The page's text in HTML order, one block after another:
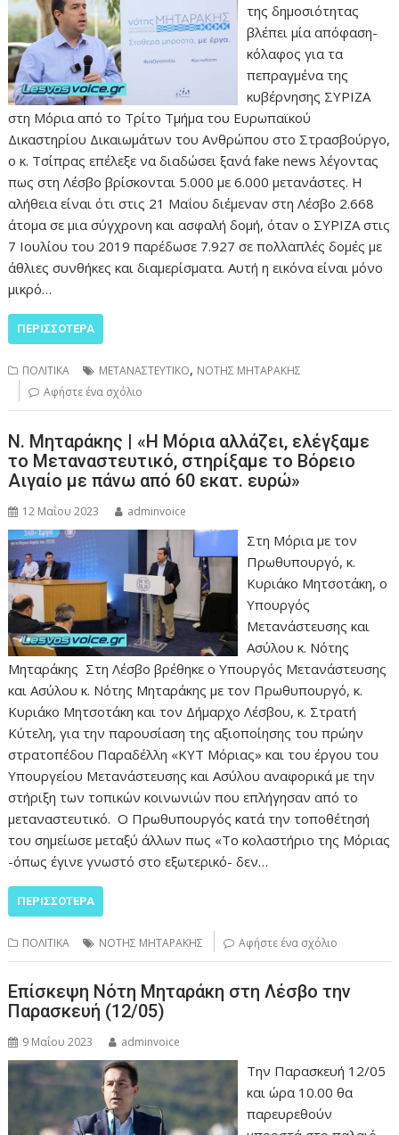
της δημοσιότητας
βλέπει μία απόφαση-
κόλαφος για τα
πεπραγμένα της
κυβέρνησης ΣΥΡΙΖΑ
στη Μόρια από το Τρίτο Τμήμα του Ευρωπαϊκού
Δικαστηρίου Δικαιωμάτων του Ανθρώπου στο Στρασβούργο,
ο κ. Τσίπρας επέλεξε να διαδώσει ξανά fake news λέγοντας
πως στη Λέσβο βρίσκονται 5.000 με 6.000 μετανάστες. Η
αλήθεια είναι ότι στις 21 Μαΐου διέμεναν στη Λέσβο 2.668
άτομα σε μια σύγχρονη και ασφαλή δομή, όταν ο ΣΥΡΙΖΑ στις
7 Ιουλίου του 2019 παρέδωσε 7.927 σε πολλαπλές δομές με
άθλιες συνθήκες και διαμερίσματα. Αυτή η εικόνα είναι μόνο
μικρό…
ΠΕΡΙΣΣΌΤΕΡΑ
ΠΟΛΙΤΙΚΑ ΜΕΤΑΝΑΣΤΕΥΤΙΚΟ, ΝΟΤΗΣ ΜΗΤΑΡΑΚΗΣ
Αφήστε ένα σχόλιο
Ν. Μηταράκης | «Η Μόρια αλλάζει, ελέγξαμε
το Μεταναστευτικό, στηρίξαμε το Βόρειο
Αιγαίο με πάνω από 60 εκατ. ευρώ»
12 Μαΐου 2023 adminvoice
Στη Μόρια με τον
Πρωθυπουργό, κ.
Κυριάκο Μητσοτάκη, ο
Υπουργός
Μετανάστευσης και
Ασύλου κ. Νότης
Μηταράκης Στη Λέσβο βρέθηκε ο Υπουργός Μετανάστευσης
και Ασύλου κ. Νότης Μηταράκης με τον Πρωθυπουργό, κ.
Κυριάκο Μητσοτάκη και τον Δήμαρχο Λέσβου, κ. Στρατή
Κύτελη, για την παρουσίαση της αξιοποίησης του πρώην
στρατοπέδου Παραδέλλη «ΚΥΤ Μόριας» και του έργου του
Υπουργείου Μετανάστευσης και Ασύλου αναφορικά με την
στήριξη των τοπικών κοινωνιών που επλήγησαν από το
μεταναστευτικό. Ο Πρωθυπουργός κατά την τοποθέτησή
του σημείωσε μεταξύ άλλων πως «Το κολαστήριο της Μόριας
-όπως έγινε γνωστό στο εξωτερικό- δεν…
ΠΕΡΙΣΣΌΤΕΡΑ
ΠΟΛΙΤΙΚΑ ΝΟΤΗΣ ΜΗΤΑΡΑΚΗΣ Αφήστε ένα σχόλιο
Επίσκεψη Νότη Μηταράκη στη Λέσβο την
Παρασκευή (12/05)
9 Μαΐου 2023 adminvoice
Την Παρασκευή 12/05
και ώρα 10.00 θα
παρευρεθούν